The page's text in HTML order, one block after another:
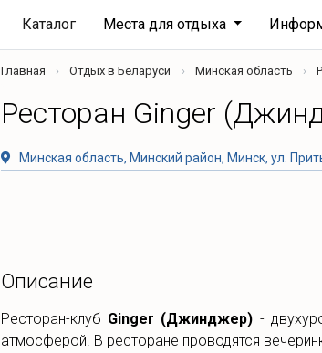
Каталог Места для отдыха
Главная Отдых в Беларуси Минская область
Ресторан Ginger
Минская область, Минский район, Минск, ул.
Описание
Ресторан-клуб Ginger (Джинджер) -
атмосферой. В ресторане проводятся